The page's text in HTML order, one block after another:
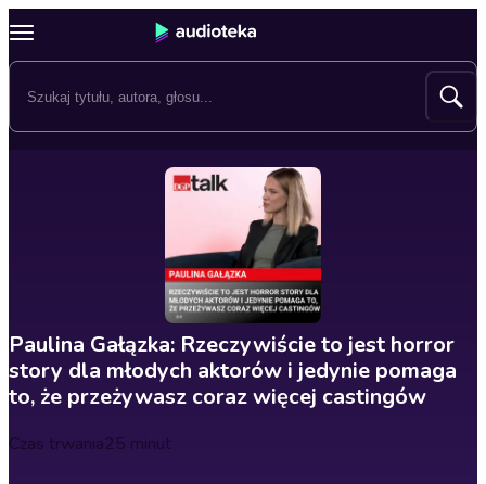
Paulina Gałązka: Rzeczywiście to jest horror
story dla młodych aktorów i jedynie pomaga
to, że przeżywasz coraz więcej castingów
Czas trwania25 minut